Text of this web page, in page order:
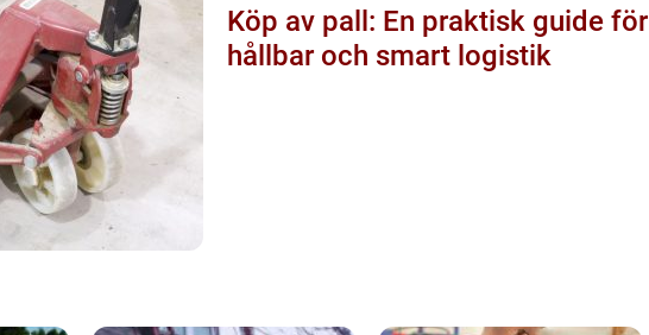
Köp av pall: En praktisk guide för
hållbar och smart logistik